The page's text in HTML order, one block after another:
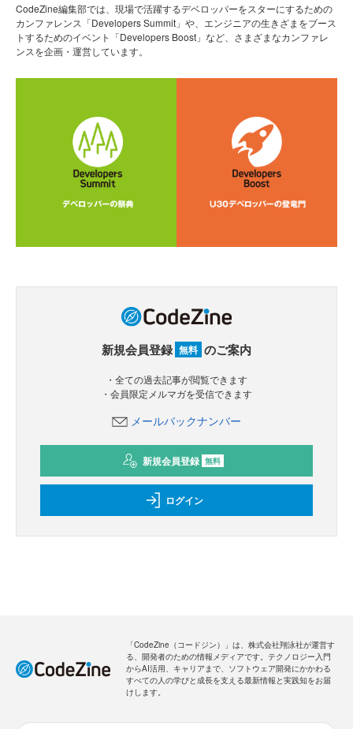
CodeZine編集部では、現場で活躍するデベロッパーをスターにするための
カンファレンス「Developers Summit」や、エンジニアの生きざまをブース
トするためのイベント「Developers Boost」など、さまざまなカンファレ
ンスを企画・運営しています。
新規会員登録 無料 のご案内
・全ての過去記事が閲覧できます
・会員限定メルマガを受信できます
メールバックナンバー
新規会員登録 無料
ログイン
「CodeZine（コードジン）」は、株式会社翔泳社が運営す
る、開発者のための情報メディアです。テクノロジー入門
からAI活用、キャリアまで、ソフトウェア開発にかかわる
すべての人の学びと成長を支える最新情報と実践知をお届
けします。